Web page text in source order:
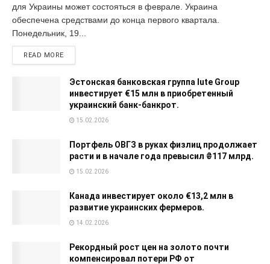
для Украины может состояться в феврале. Украина
обеспечена средствами до конца первого квартала.
Понедельник, 19...
READ MORE
Эстонская банковская группа Iute Group
инвестирует €15 млн в приобретенный
украинский банк-банкрот.
15.02.2026
Портфель ОВГЗ в руках физлиц продолжает
расти и в начале года превысил ₴117 млрд.
15.02.2026
Канада инвестирует около €13,2 млн в
развитие украинских фермеров.
14.02.2026
Рекордный рост цен на золото почти
компенсировал потери РФ от